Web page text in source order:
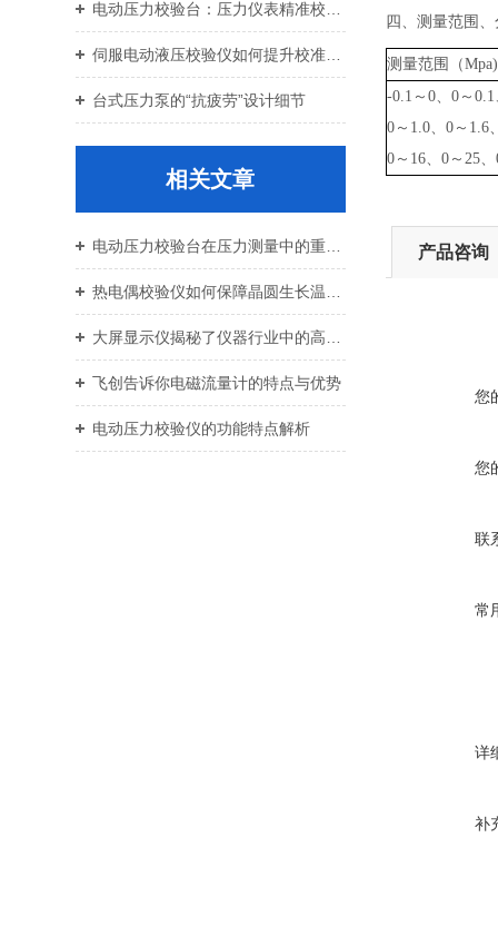
伺服电动液压校验仪如何提升校准效率与重复性
台式压力泵的“抗疲劳”设计细节
相关文章
电动压力校验台在压力测量中的重要性
飞创告诉你电磁流量计的特点与优势
电动压力校验仪的功能特点解析
四、测量范围
测量范围（Mpa)
-0.1～0、0～
0～1.0、0～1.6
0～16、0～25
产品咨询
您
您
联
常
详
补